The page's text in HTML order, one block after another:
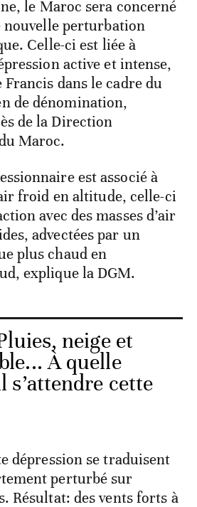
le Maroc sera concerné
nouvelle perturbation
Celle-ci est liée à
active et intense,
Francis dans le cadre du
de dénomination,
de la Direction
Maroc.
est associé à
froid en altitude, celle-ci
avec des masses d’air
advectées par un
plus chaud en
explique la DGM.
neige et
À quelle
s’attendre cette
dépression se traduisent
perturbé sur
Résultat: des vents forts à